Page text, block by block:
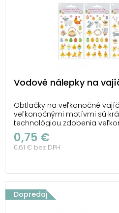
Vodové nálepky na
Obtlačky na veľkonočné
veľkonočnými motívmi sú
technológiou zdobenia
Obtlačok ponorte na
vyberte a položte tlačou
sa začne obtlačok posúvať,
0,75 €
0,61 € bez DPH
Dopredaj